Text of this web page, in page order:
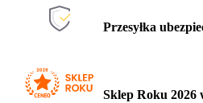
Przesyłka
Sklep Roku 2026